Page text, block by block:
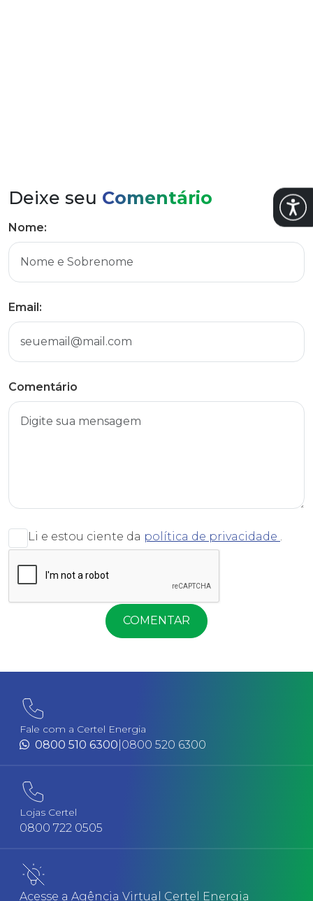
Abrir
Deixe seu Comentário
Nome:
Email:
Comentário
Li e estou ciente da política de privacidade .
COMENTAR
Fale com a Certel Energia
0800 510 6300 0800 520 6300
Lojas Certel
0800 722 0505
Acesse a Agência Virtual Certel Energia